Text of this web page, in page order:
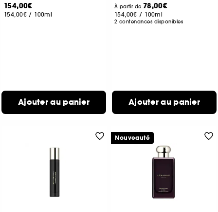
154,00€
154,00€ / 100ml
Ajouter au panier
À partir de 78,00€
154,00€ / 100ml
2 contenances disponibles
Ajouter au panier
Nouveauté